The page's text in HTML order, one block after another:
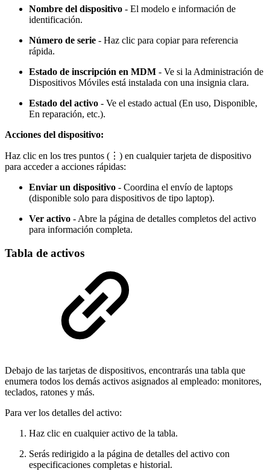
Nombre del dispositivo - El modelo e información de
identificación.
Número de serie - Haz clic para copiar para referencia
rápida.
Estado de inscripción en MDM - Ve si la Administración de
Dispositivos Móviles está instalada con una insignia clara.
Estado del activo - Ve el estado actual (En uso, Disponible,
En reparación, etc.).
Acciones del dispositivo:
Haz clic en los tres puntos (⋮) en cualquier tarjeta de dispositivo
para acceder a acciones rápidas:
Enviar un dispositivo - Coordina el envío de laptops
(disponible solo para dispositivos de tipo laptop).
Ver activo - Abre la página de detalles completos del activo
para información completa.
Tabla de activos
Debajo de las tarjetas de dispositivos, encontrarás una tabla que
enumera todos los demás activos asignados al empleado: monitores,
teclados, ratones y más.
Para ver los detalles del activo:
Haz clic en cualquier activo de la tabla.
Serás redirigido a la página de detalles del activo con
especificaciones completas e historial.